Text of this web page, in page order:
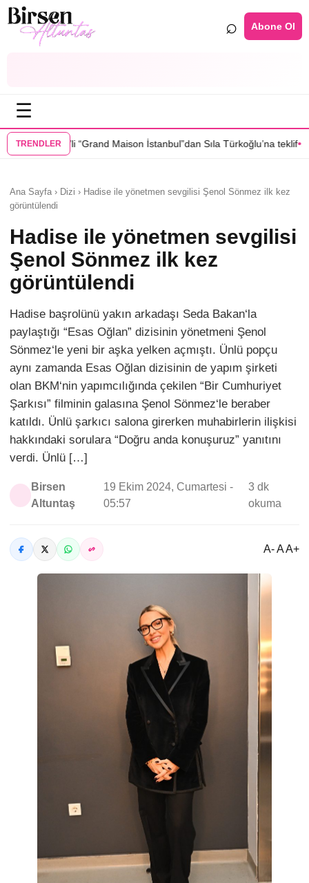
⌕ Abone Ol
☰
TRENDLER
Maison İstanbul”dan Sıla Türkoğlu’na teklif•Sahra Kübra Gümüş
Ana Sayfa › Dizi › Hadise ile yönetmen sevgilisi Şenol Sönmez ilk kez
görüntülendi
Hadise ile yönetmen sevgilisi
Şenol Sönmez ilk kez
görüntülendi
Hadise başrolünü yakın arkadaşı Seda Bakan‘la
paylaştığı “Esas Oğlan” dizisinin yönetmeni Şenol
Sönmez‘le yeni bir aşka yelken açmıştı. Ünlü popçu
aynı zamanda Esas Oğlan dizisinin de yapım şirketi
olan BKM‘nin yapımcılığında çekilen “Bir Cumhuriyet
Şarkısı” filminin galasına Şenol Sönmez‘le beraber
katıldı. Ünlü şarkıcı salona girerken muhabirlerin ilişkisi
hakkındaki sorulara “Doğru anda konuşuruz” yanıtını
verdi. Ünlü […]
Birsen
Altuntaş
19 Ekim 2024, Cumartesi -
05:57
3 dk
okuma
A- A A+